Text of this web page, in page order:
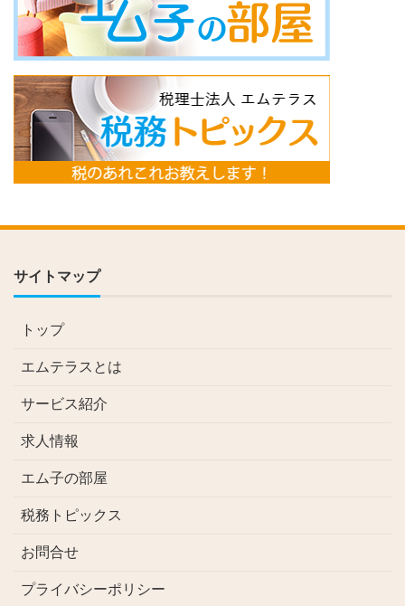
サイトマップ
トップ
エムテラスとは
サービス紹介
求人情報
エム子の部屋
税務トピックス
お問合せ
プライバシーポリシー